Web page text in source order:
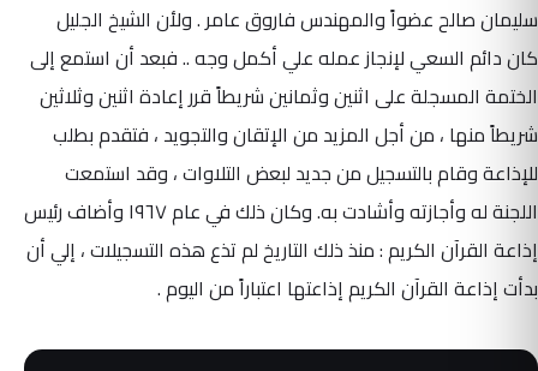
سليمان صالح عضواً والمهندس فاروق عامر . ولأن الشيخ الجليل
كان دائم السعي لإنجاز عمله علي أكمل وجه .. فبعد أن استمع إلى
الختمة المسجلة على اثنين وثمانين شريطاً قرر إعادة اثنين وثلاثين
شريطاً منها ، من أجل المزيد من الإتقان والتجويد ، فتقدم بطلب
للإذاعة وقام بالتسجيل من جديد لبعض التلاوات ، وقد استمعت
اللجنة له وأجازته وأشادت به. وكان ذلك في عام ١٩٦٧ وأضاف رئيس
إذاعة القرآن الكريم : منذ ذلك التاريخ لم تذع هذه التسجيلات ، إلي أن
بدأت إذاعة القرآن الكريم إذاعتها اعتباراً من اليوم .